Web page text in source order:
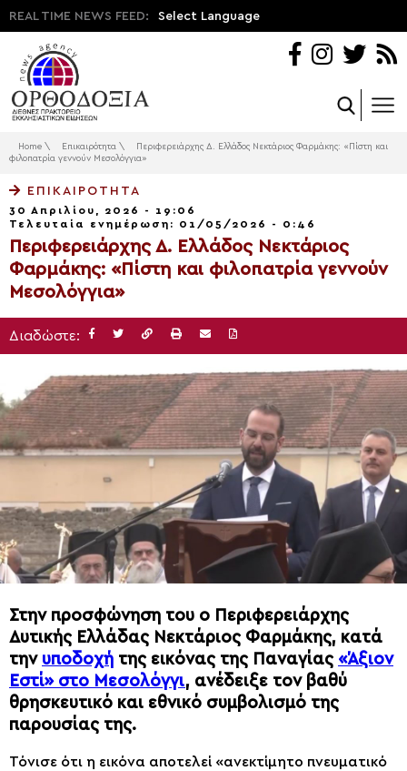
REAL TIME NEWS FEED: Select Language
Home \ Επικαιρότητα \
Περιφερειάρχης Δ. Ελλάδος Νεκτάριος Φαρμάκης: «Πίστη και
φιλοπατρία γεννούν Μεσολόγγια»
ΕΠΙΚΑΙΡΌΤΗΤΑ
30 Απριλίου, 2026 - 19:06
Τελευταία ενημέρωση: 01/05/2026 - 0:46
Περιφερειάρχης Δ. Ελλάδος Νεκτάριος
Φαρμάκης: «Πίστη και φιλοπατρία γεννούν
Μεσολόγγια»
Διαδώστε:
Στην προσφώνηση του ο Περιφερειάρχης
Δυτικής Ελλάδας Νεκτάριος Φαρμάκης, κατά
την υποδοχή της εικόνας της Παναγίας «Άξιον
Εστί» στο Μεσολόγγι, ανέδειξε τον βαθύ
θρησκευτικό και εθνικό συμβολισμό της
παρουσίας της.
Τόνισε ότι η εικόνα αποτελεί «ανεκτίμητο πνευματικό